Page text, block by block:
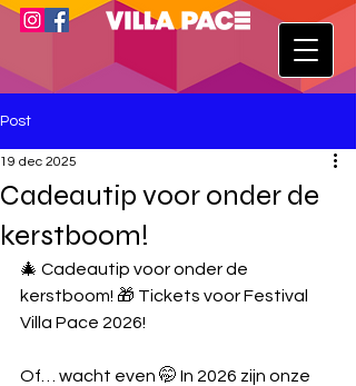
Post
Cadeautip voor onder de
kerstboom!
19 dec 2025
🎄 Cadeautip voor onder de
kerstboom! 🎁 Tickets voor Festival
Villa Pace 2026!
Of… wacht even 🤭 In 2026 zijn onze